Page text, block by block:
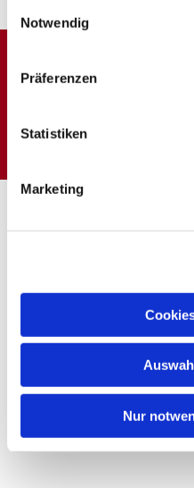
Notwendig
Präferenzen
Statistiken
Marketing
Nur
Dies